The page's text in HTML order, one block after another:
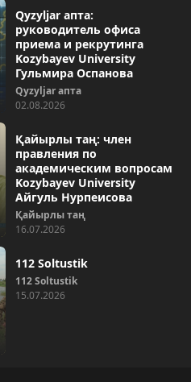
Qyzyljar апта:
руководитель офиса
приема и рекрутинга
Kozybayev University
Гульмира Оспанова
Qyzyljar апта
02.08.2026
Қайырлы таң: член
правления по
академическим вопросам
Kozybayev University
Айгуль Нурпеисова
Қайырлы таң
16.07.2026
112 Soltustik
112 Soltustik
15.07.2026